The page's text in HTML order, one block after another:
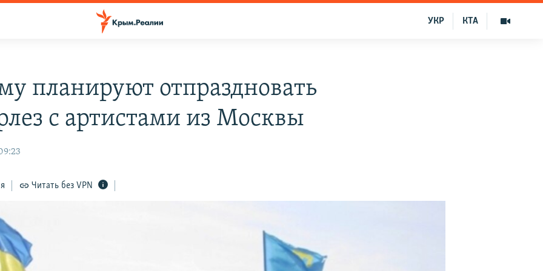
КТА
УКР
планируют отпраздновать
с артистами из Москвы
Читать без VPN